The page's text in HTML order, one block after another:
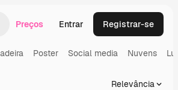
por imagem
Preços Entrar Registrar-se
Poster Social media Nuvens
Relevância